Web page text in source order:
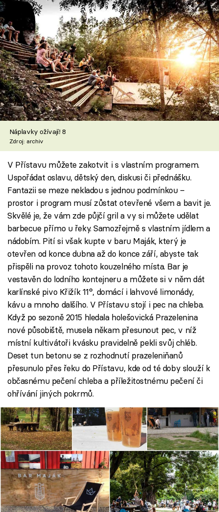
Náplavky ožívají! 8
Zdroj: archiv
V Přístavu můžete zakotvit i s vlastním programem.
Uspořádat oslavu, dětský den, diskusi či přednášku.
Fantazii se meze nekladou s jednou podmínkou –
prostor i program musí zůstat otevřené všem a bavit je.
Skvělé je, že vám zde půjčí gril a vy si můžete udělat
barbecue přímo u řeky. Samozřejmě s vlastním jídlem a
nádobím. Pití si však kupte v baru Maják, který je
otevřen od konce dubna až do konce září, abyste tak
přispěli na provoz tohoto kouzelného místa. Bar je
vestavěn do lodního kontejneru a můžete si v něm dát
karlínské pivo Křižík 11°, domácí i lahvové limonády,
kávu a mnoho dalšího. V Přístavu stojí i pec na chleba.
Když po sezoně 2015 hledala holešovická Prazelenina
nové působiště, musela někam přesunout pec, v níž
místní kultivátoři kvásku pravidelně pekli svůj chléb.
Deset tun betonu se z rozhodnutí prazeleniňanů
přesunulo přes řeku do Přístavu, kde od té doby slouží k
občasnému pečení chleba a příležitostnému pečení či
ohřívání jiných pokrmů.